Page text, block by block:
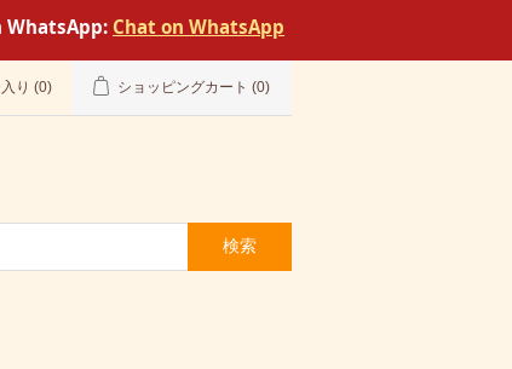
Chat on WhatsApp
り (0) ショッピングカート (0)
検索